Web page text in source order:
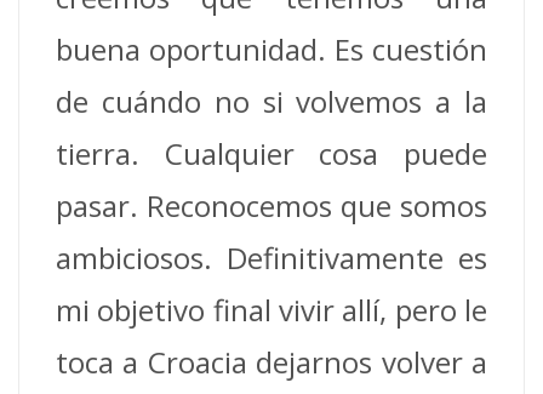
buena oportunidad. Es cuestión
de cuándo no si volvemos a la
tierra. Cualquier cosa puede
pasar. Reconocemos que somos
ambiciosos. Definitivamente es
mi objetivo final vivir allí, pero le
toca a Croacia dejarnos volver a